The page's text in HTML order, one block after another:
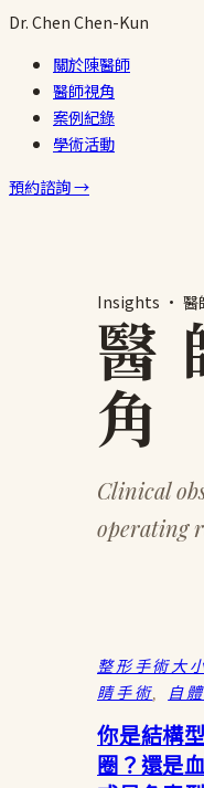
跳
Dr.ChenChen-Kun
關於陳醫師
醫師視角
案例紀錄
學術活動
預約諮詢 →
Insights · 醫
醫
角
Clinical
operating
整形手術大
睛手術
自
你是結構
圈？還是